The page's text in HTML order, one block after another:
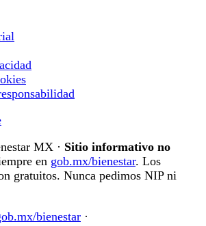
MX · Sitio informativo no
en gob.mx/bienestar. Los
gratuitos. Nunca pedimos NIP ni
bienestar ·